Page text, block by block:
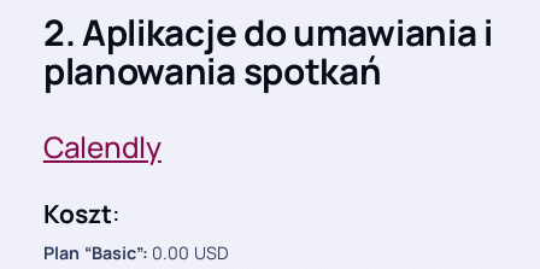
2. Aplikacje do umawiania i
planowania spotkań
Calendly
Koszt:
Plan “Basic”: 0.00 USD